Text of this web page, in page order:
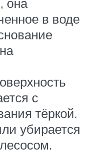
в воде
с
тёркой.
убирается